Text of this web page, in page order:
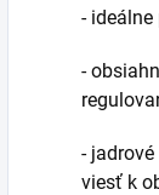
-
-
-
viesť k